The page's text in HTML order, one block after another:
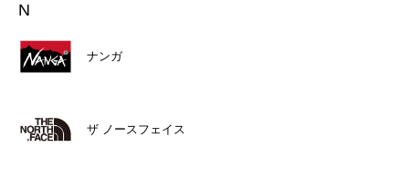
N
ナンガ
ザ ノースフェイス